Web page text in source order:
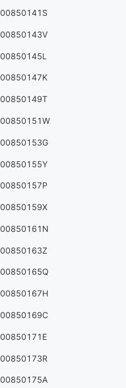
00850141S
00850143V
00850145L
00850147K
00850149T
00850151W
00850153G
00850155Y
00850157P
00850159X
00850161N
00850163Z
00850165Q
00850167H
00850169C
00850171E
00850173R
00850175A